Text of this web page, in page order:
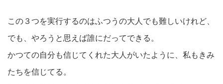
この３つを実行するのはふつうの大人でも難しいけれど、
でも、やろうと思えば誰にだってできる。
かつての自分も信じてくれた大人がいたように、私もきみ
たちを信じてる。